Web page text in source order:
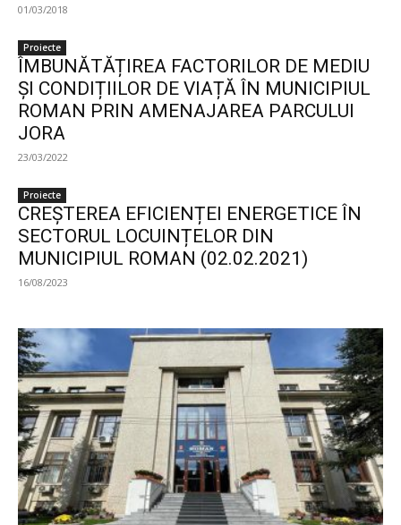
01/03/2018
Proiecte
ÎMBUNĂTĂȚIREA FACTORILOR DE MEDIU
ȘI CONDIȚIILOR DE VIAȚĂ ÎN MUNICIPIUL
ROMAN PRIN AMENAJAREA PARCULUI
JORA
23/03/2022
Proiecte
CREȘTEREA EFICIENȚEI ENERGETICE ÎN
SECTORUL LOCUINȚELOR DIN
MUNICIPIUL ROMAN (02.02.2021)
16/08/2023